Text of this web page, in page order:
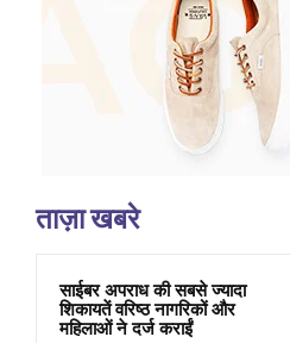
ताज़ा खबरे
साईबर अपराध की सबसे ज्यादा
शिकायतें वरिष्ठ नागरिकों और
महिलाओं ने दर्ज कराईं